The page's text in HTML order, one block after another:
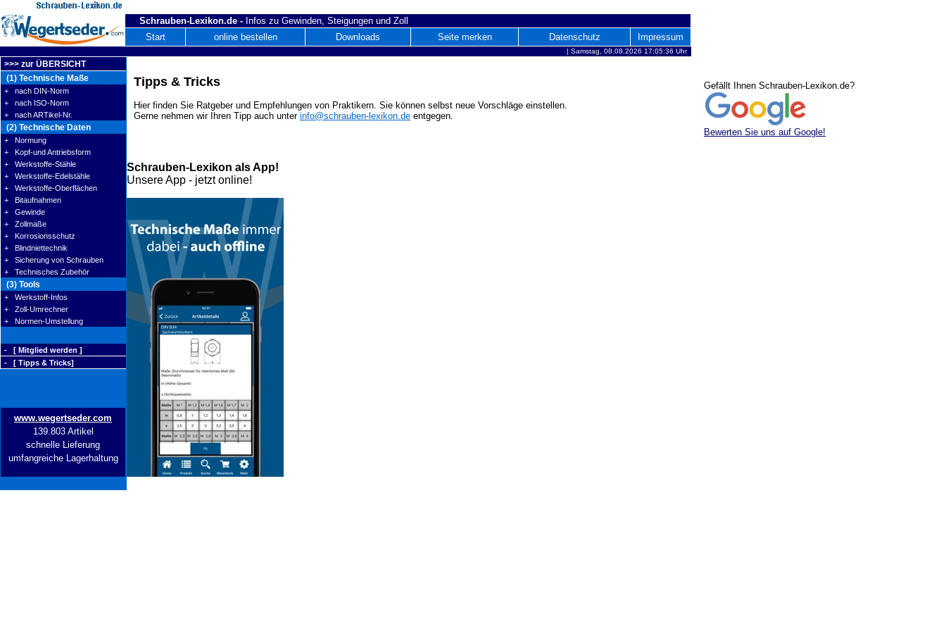
Schrauben-Lexikon.de - Infos zu Gewinden, Steigungen und Zoll
Start
online bestellen Downloads Seite merken Datenschutz Impressum
| Samstag, 08.08.2026 17:05:36 Uhr
>>> zur ÜBERSICHT
(1) Technische Maße
+ nach DIN-Norm
+ nach ISO-Norm
+ nach ARTikel-Nr.
(2) Technische Daten
+ Normung
+ Kopf-und Antriebsform
+ Werkstoffe-Stähle
+ Werkstoffe-Edelstähle
+ Werkstoffe-Oberflächen
+ Bitaufnahmen
+ Gewinde
+ Zollmaße
+ Korrosionsschutz
+ Blindniettechnik
+ Sicherung von Schrauben
+ Technisches Zubehör
(3) Tools
+ Werkstoff-Infos
+ Zoll-Umrechner
+ Normen-Umstellung
- [ Mitglied werden ]
- [ Tipps & Tricks]
www.wegertseder.com
139.803 Artikel
schnelle Lieferung
umfangreiche Lagerhaltung
Tipps & Tricks
Hier finden Sie Ratgeber und Empfehlungen von Praktikern. Sie können selbst neue Vorschläge einstellen.
Gerne nehmen wir Ihren Tipp auch unter info@schrauben-lexikon.de entgegen.
Gefällt Ihnen Schrauben-Lexikon.de?
Bewerten Sie uns auf Google!
Schrauben-Lexikon als App!
Unsere App - jetzt online!